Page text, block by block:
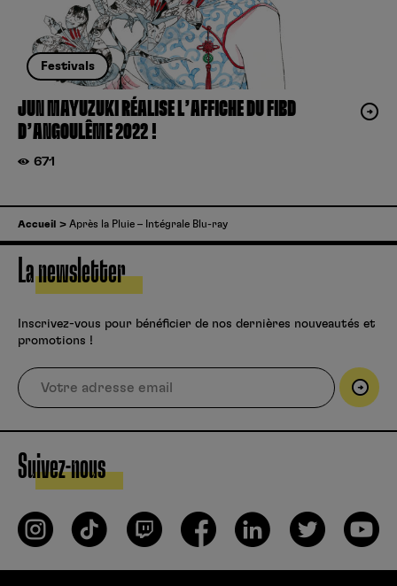
Festivals
JUN MAYUZUKI RÉALISE L’AFFICHE DU FIBD
D’ANGOULÊME 2022 !
671
Accueil Après la Pluie – Intégrale Blu-ray
La newsletter
Inscrivez-vous pour bénéficier de nos dernières nouveautés et
promotions !
Suivez-nous